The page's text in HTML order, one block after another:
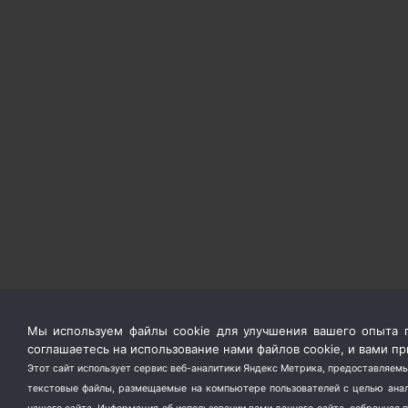
Мы используем файлы cookie для улучшения вашего опыта
соглашаетесь на использование нами файлов cookie, и вами
Этот сайт использует сервис веб-аналитики Яндекс Метрика,
текстовые файлы, размещаемые на компьютере пользователей с целью